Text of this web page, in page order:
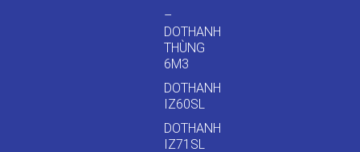
–
DOTHANH
THÙNG
6M3
DOTHANH
IZ60SL
DOTHANH
IZ71SL